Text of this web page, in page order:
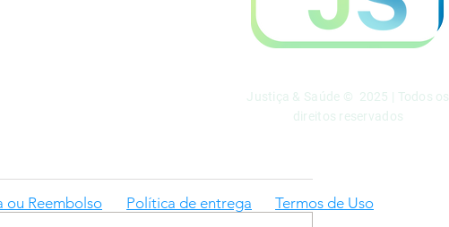
ou Reembolso
Justiça & Saúde © 2025 | Todos os
direitos reservados
Política de entrega Termos de Uso